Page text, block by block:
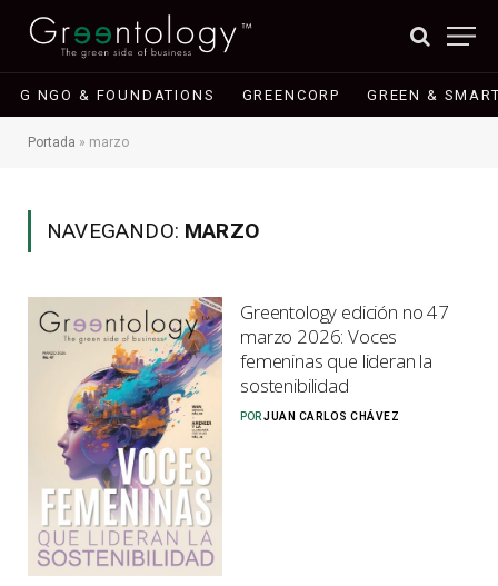
G NGO & FOUNDATIONS GREENCORP GREEN &
Portada » marzo
NAVEGANDO: MARZO
Greentology edición no 47
marzo 2026: Voces
femeninas que lideran la
sostenibilidad
PORJUAN CARLOS CHÁVEZ